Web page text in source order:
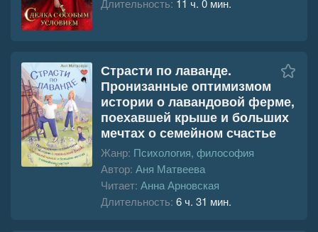
Страсти по лаванде.
Пронизанные оптимизмом
истории о лавандовой ферме,
поехавшей крыше и больших
мечтах о семейном счастье
Жанр: Психология, философия
Автор: Аня Матвеева
Читает: Анна Арновская
Длительность: 6 ч. 31 мин.